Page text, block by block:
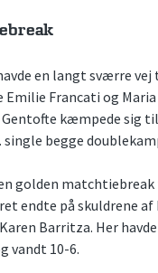
en langt sværre
Francati og
kæmpede sig
begge
golden
endte på skuldrene af
Barritza. Her
vandt 10-6.